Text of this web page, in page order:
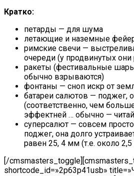
Кратко:
петарды — для шума
летающие и наземные
римские свечи —
очереди (у продвинутых
ракеты (фестивальные
обычно взрываются)
фонтаны — сноп искр от
батареи салютов — поджег,
(соответственно, чем
эффектней … обычно —
суперсалют — совсем
поджег, она долго
равен 25, 4 мм (т.е. около 2,5
[/
shortcode_id=»2p63p41usb»